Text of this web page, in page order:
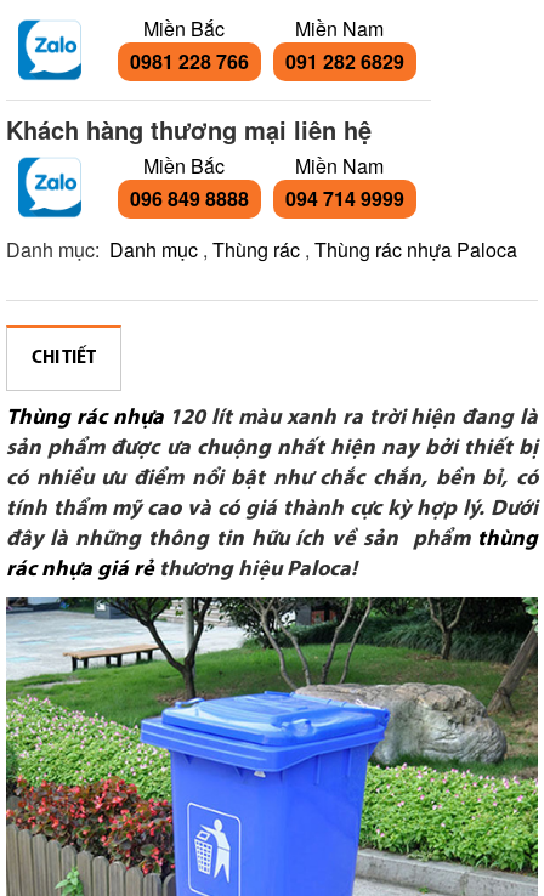
Miền Bắc
0981 228 766
Miền Nam
091 282 6829
Khách hàng thương mại liên hệ
Miền Bắc
096 849 8888
Miền Nam
094 714 9999
Danh mục: Danh mục , Thùng rác , Thùng rác nhựa Paloca
CHI TIẾT
Thùng rác nhựa120 lít màu xanh ra trời hiện đang là
sản phẩm được ưa chuộng nhất hiện nay bởi thiết bị
có nhiều ưu điểm nổi bật như chắc chắn, bền bỉ, có
tính thẩm mỹ cao và có giá thành cực kỳ hợp lý. Dưới
đây là những thông tin hữu ích về sản phẩm thùng
rác nhựa giá rẻthương hiệu Paloca!